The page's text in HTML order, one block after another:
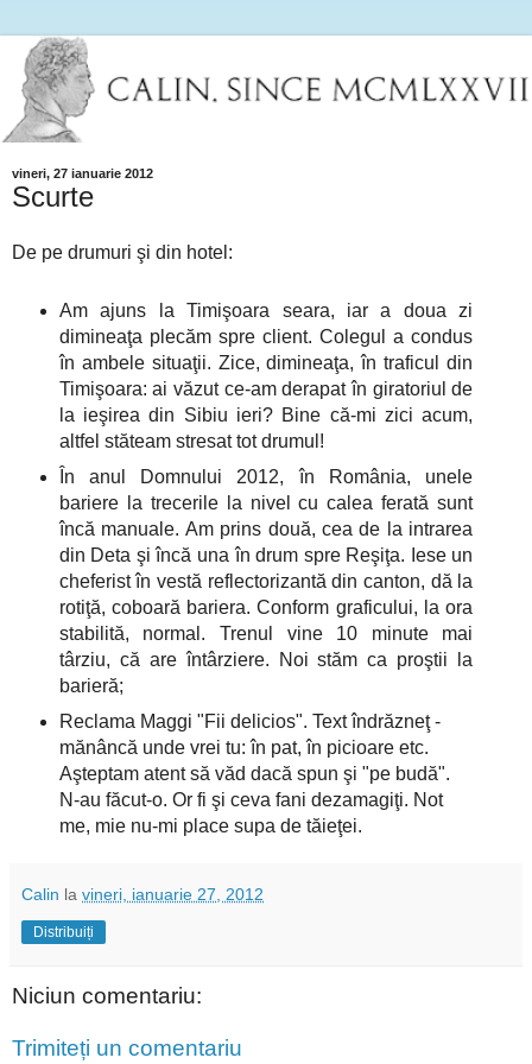
vineri, 27 ianuarie 2012
Scurte
De pe drumuri şi din hotel:
Am ajuns la Timişoara seara, iar a doua zi
dimineaţa plecăm spre client. Colegul a condus
în ambele situaţii. Zice, dimineaţa, în traficul din
Timişoara: ai văzut ce-am derapat în giratoriul de
la ieşirea din Sibiu ieri? Bine că-mi zici acum,
altfel stăteam stresat tot drumul!
În anul Domnului 2012, în România, unele
bariere la trecerile la nivel cu calea ferată sunt
încă manuale. Am prins două, cea de la intrarea
din Deta şi încă una în drum spre Reşiţa. Iese un
cheferist în vestă reflectorizantă din canton, dă la
rotiţă, coboară bariera. Conform graficului, la ora
stabilită, normal. Trenul vine 10 minute mai
târziu, că are întârziere. Noi stăm ca proştii la
barieră;
Reclama Maggi "Fii delicios". Text îndrăzneţ -
mănâncă unde vrei tu: în pat, în picioare etc.
Aşteptam atent să văd dacă spun şi "pe budă".
N-au făcut-o. Or fi şi ceva fani dezamagiţi. Not
me, mie nu-mi place supa de tăieţei.
Calin la vineri, ianuarie 27, 2012
Distribuiți
Niciun comentariu:
Trimiteți un comentariu